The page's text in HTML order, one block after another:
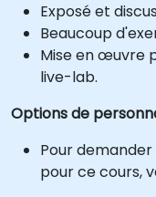
Exposé et
Beaucoup
Mise en œuvre
live-lab.
Options de
Pour
pour ce cours,